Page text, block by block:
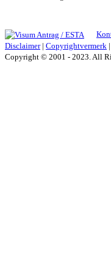
Disclaimer| Copyrightvermerk |
Copyright © 2001 - 2023. All